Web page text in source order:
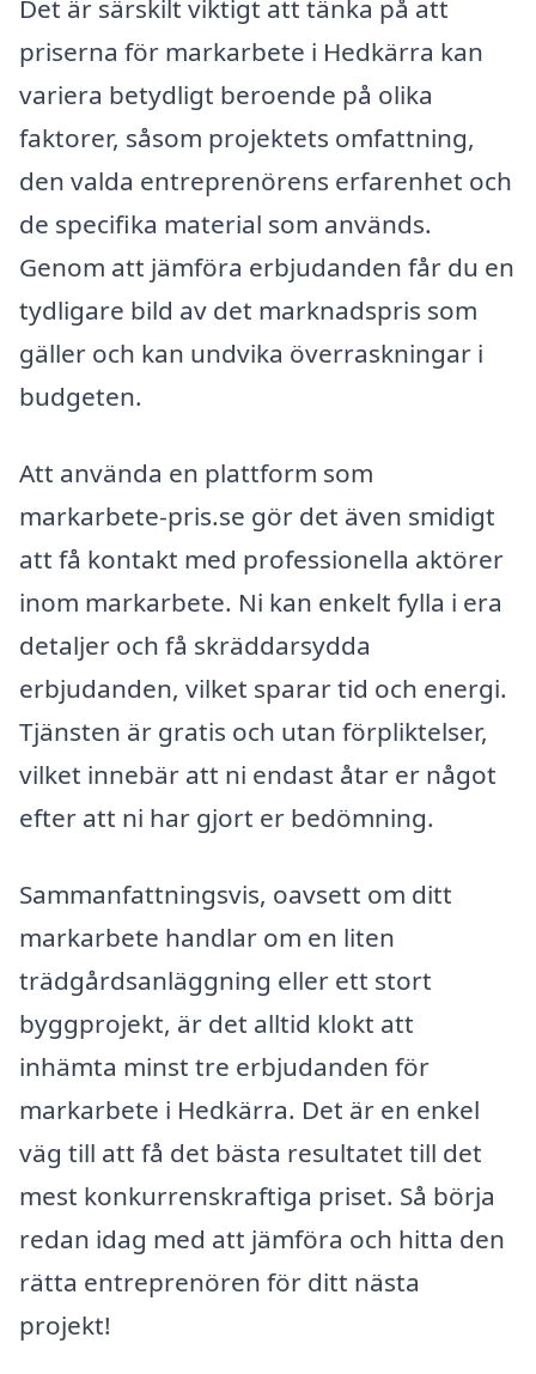
Det är särskilt viktigt att tänka på att
priserna för markarbete i Hedkärra kan
variera betydligt beroende på olika
faktorer, såsom projektets omfattning,
den valda entreprenörens erfarenhet och
de specifika material som används.
Genom att jämföra erbjudanden får du en
tydligare bild av det marknadspris som
gäller och kan undvika överraskningar i
budgeten.
Att använda en plattform som
markarbete-pris.se gör det även smidigt
att få kontakt med professionella aktörer
inom markarbete. Ni kan enkelt fylla i era
detaljer och få skräddarsydda
erbjudanden, vilket sparar tid och energi.
Tjänsten är gratis och utan förpliktelser,
vilket innebär att ni endast åtar er något
efter att ni har gjort er bedömning.
Sammanfattningsvis, oavsett om ditt
markarbete handlar om en liten
trädgårdsanläggning eller ett stort
byggprojekt, är det alltid klokt att
inhämta minst tre erbjudanden för
markarbete i Hedkärra. Det är en enkel
väg till att få det bästa resultatet till det
mest konkurrenskraftiga priset. Så börja
redan idag med att jämföra och hitta den
rätta entreprenören för ditt nästa
projekt!